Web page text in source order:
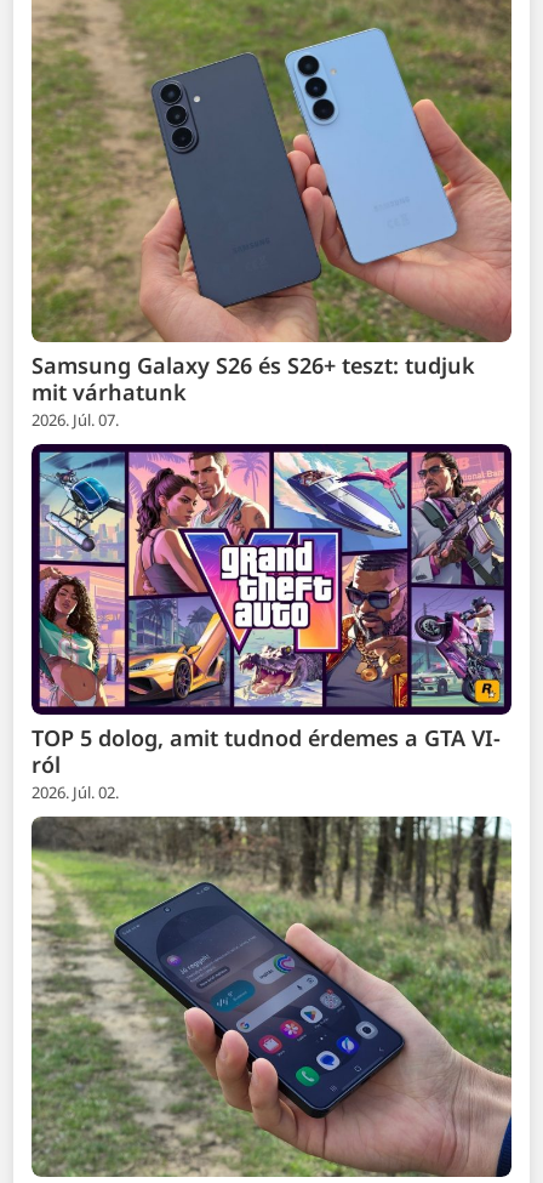
Samsung Galaxy S26 és S26+ teszt: tudjuk
mit várhatunk
2026. Júl. 07.
TOP 5 dolog, amit tudnod érdemes a GTA VI-
ról
2026. Júl. 02.